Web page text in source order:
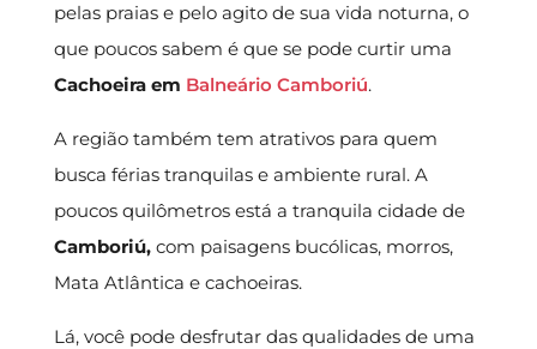
pelas praias e pelo agito de sua vida noturna, o
que poucos sabem é que se pode curtir uma
Cachoeira em Balneário Camboriú.
A região também tem atrativos para quem
busca férias tranquilas e ambiente rural. A
poucos quilômetros está a tranquila cidade de
Camboriú,com paisagens bucólicas, morros,
Mata Atlântica e cachoeiras.
Lá, você pode desfrutar das qualidades de uma